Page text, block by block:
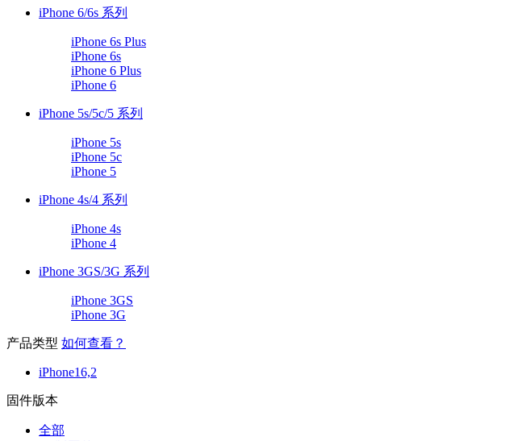
iPhone 6/6s 系列
iPhone 6s Plus
iPhone 6s
iPhone 6 Plus
iPhone 6
iPhone 5s/5c/5 系列
iPhone 5s
iPhone 5c
iPhone 5
iPhone 4s/4 系列
iPhone 4s
iPhone 4
iPhone 3GS/3G 系列
iPhone 3GS
iPhone 3G
产品类型 如何查看？
iPhone16,2
固件版本
全部